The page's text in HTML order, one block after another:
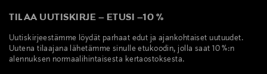
TILAA UUTISKIRJE – ETUSI –10 %
Uutiskirjeestämme löydät parhaat edut ja ajankohtaiset uutuudet.
Uutena tilaajana lähetämme sinulle etukoodin, jolla saat 10 %:n
alennuksen normaalihintaisesta kertaostoksesta.